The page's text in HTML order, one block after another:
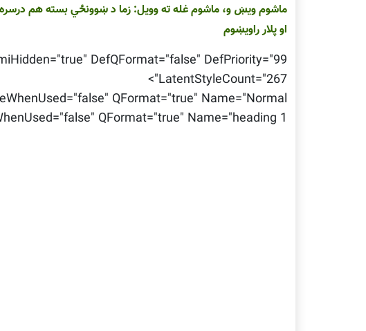
ماشوم ويښ و، ماشوم غله ته وويل: زما د ښوونځي بسته هم درسره
او پلار راويښوم
DefQFormat="false" DefPriority="99"
LatentStyleCount="267">
QFormat="true" Name="Normal"/>
QFormat="true" Name="heading 1"/>